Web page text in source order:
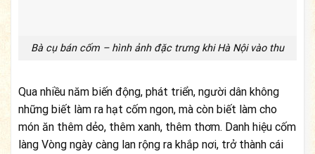
Bà cụ bán cốm – hình ảnh đặc trưng khi Hà Nội vào thu
Qua nhiều năm biến động, phát triển, người dân không
những biết làm ra hạt cốm ngon, mà còn biết làm cho
món ăn thêm dẻo, thêm xanh, thêm thơm. Danh hiệu cốm
làng Vòng ngày càng lan rộng ra khắp nơi, trở thành cái